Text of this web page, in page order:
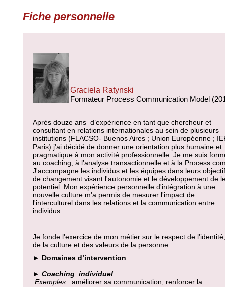
Fiche personnelle
Graciela Ratynski
Formateur Process Communication Model
Après douze ans d’expérience en tant que chercheur et
consultant en relations internationales au sein de plusieurs
institutions (FLACSO- Buenos Aires ; Union Européenne ;
Paris) j'ai décidé de donner une orientation plus humaine et
pragmatique à mon activité professionnelle. Je me suis
au coaching, à l’analyse transactionnelle et à la Process
J'accompagne les individus et les équipes dans leurs
de changement visant l'autonomie et le développement de
potentiel. Mon expérience personnelle d'intégration à une
nouvelle culture m'a permis de mesurer l'impact de
l'interculturel dans les relations et la communication entre
individus
Je fonde l'exercice de mon métier sur le respect de l'identité,
de la culture et des valeurs de la personne.
► Domaines d’intervention
► Coaching individuel
Exemples : améliorer sa communication; renforcer la